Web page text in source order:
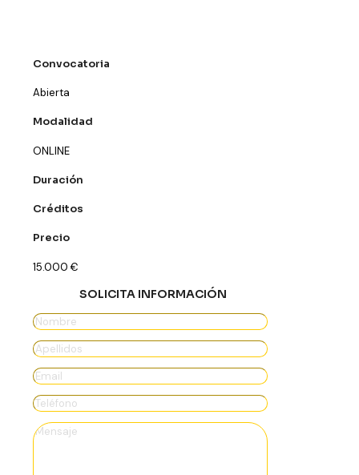
Convocatoria
Abierta
Modalidad
ONLINE
Duración
Créditos
Precio
15.000€
SOLICITA INFORMACIÓN